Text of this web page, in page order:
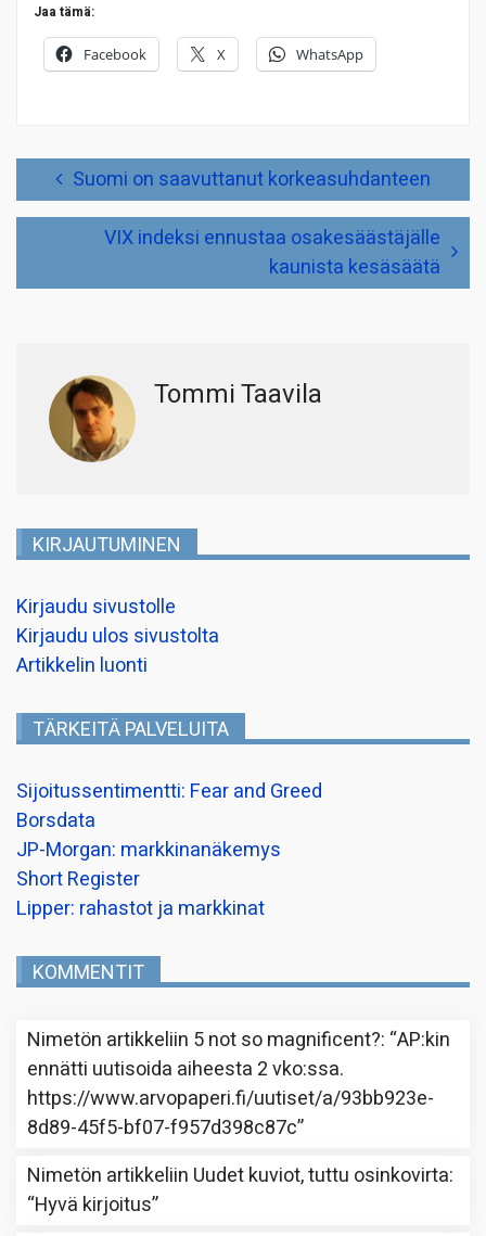
Jaa tämä:
Facebook X WhatsApp
ArtikkelienSuomi on saavuttanut korkeasuhdanteen
VIX indeksi ennustaa osakesäästäjälle
kaunista kesäsäätä
Tommi Taavila
KIRJAUTUMINEN
Kirjaudu sivustolle
Kirjaudu ulos sivustolta
Artikkelin luonti
TÄRKEITÄ PALVELUITA
Sijoitussentimentti: Fear and Greed
Borsdata
JP-Morgan: markkinanäkemys
Short Register
Lipper: rahastot ja markkinat
KOMMENTIT
Nimetön artikkeliin 5 not so magnificent?: “AP:kin
ennätti uutisoida aiheesta 2 vko:ssa.
https://www.arvopaperi.fi/uutiset/a/93bb923e-
8d89-45f5-bf07-f957d398c87c”
Nimetön artikkeliin Uudet kuviot, tuttu osinkovirta:
“Hyvä kirjoitus”